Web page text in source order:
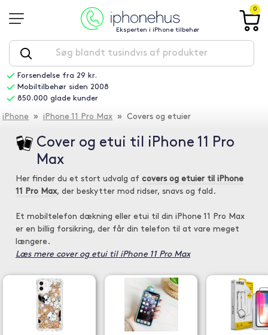
Eksperten i iPhone tilbehør
0
Forsendelse fra 29 kr.
Mobiltilbehør siden 2008
850.000 glade kunder
iPhone » iPhone 11 Pro Max » Covers og etuier
Cover og etui til iPhone 11 Pro
Max
Her finder du et stort udvalg af covers og etuier til iPhone
11 Pro Max, der beskytter mod ridser, snavs og fald.
Et mobiltelefon dækning eller etui til din iPhone 11 Pro Max
er en billig forsikring, der får din telefon til at vare meget
længere.
Læs mere cover og etui til iPhone 11 Pro Max